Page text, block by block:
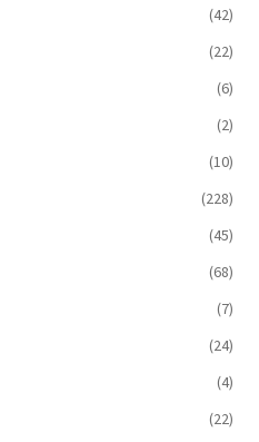
(42)
(22)
(6)
(2)
(10)
(228)
(45)
(68)
(7)
(24)
(4)
(22)